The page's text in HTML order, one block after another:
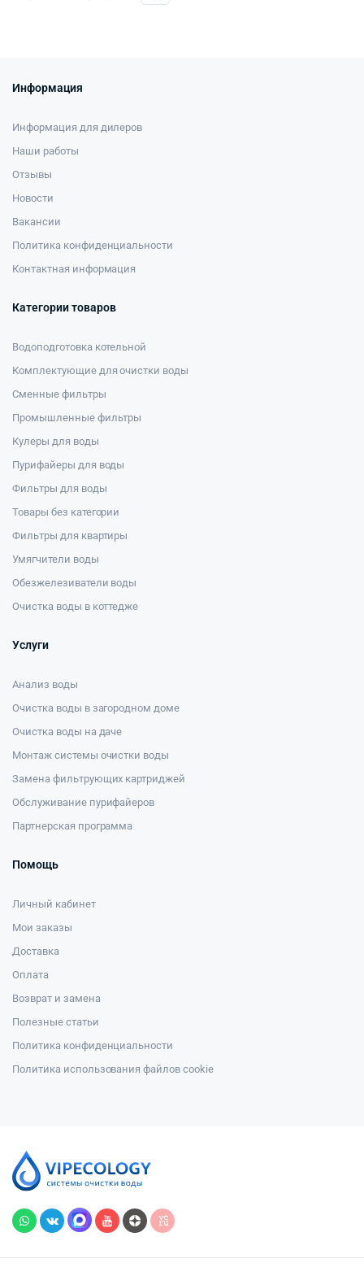
Информация
Информация для дилеров
Наши работы
Отзывы
Новости
Вакансии
Политика конфиденциальности
Контактная информация
Категории товаров
Водоподготовка котельной
Комплектующие для очистки воды
Сменные фильтры
Промышленные фильтры
Кулеры для воды
Пурифайеры для воды
Фильтры для воды
Товары без категории
Фильтры для квартиры
Умягчители воды
Обезжелезиватели воды
Очистка воды в коттедже
Услуги
Анализ воды
Очистка воды в загородном доме
Очистка воды на даче
Монтаж системы очистки воды
Замена фильтрующих картриджей
Обслуживание пурифайеров
Партнерская программа
Помощь
Личный кабинет
Мои заказы
Доставка
Оплата
Возврат и замена
Полезные статьи
Политика конфиденциальности
Политика использования файлов cookie